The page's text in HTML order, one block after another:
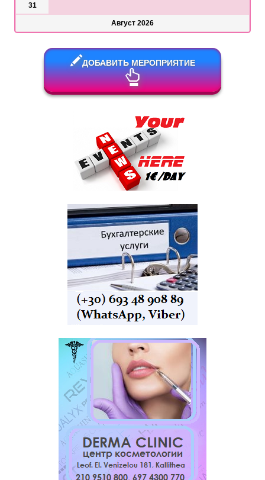
31
Август 2026
ДОБАВИТЬ МЕРОПРИЯТИЕ